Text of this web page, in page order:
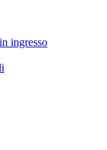
ingresso